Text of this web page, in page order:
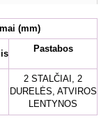
(mm)
Pastabos
2 STALČIAI, 2
DURELĖS, ATVIROS
LENTYNOS